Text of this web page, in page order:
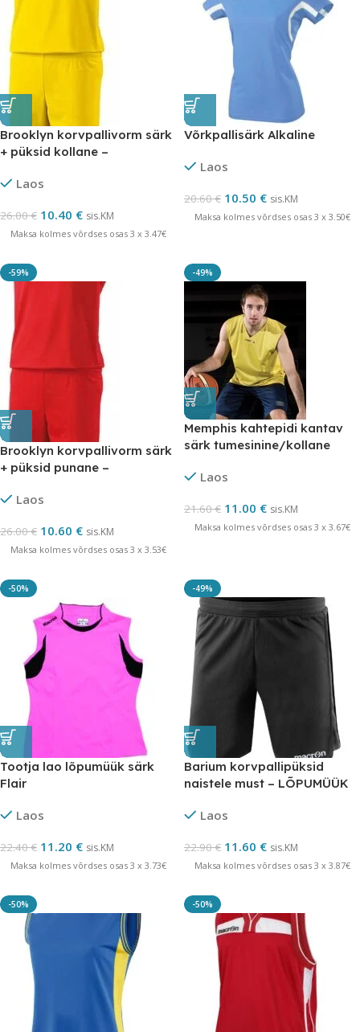
Brooklyn korvpallivorm särk
+ püksid kollane –
Laos
26.00€ 10.40 € sis.KM
Maksa kolmes võrdses osas 3 x 3.47€
Võrkpallisärk Alkaline
Laos
20.60€ 10.50 € sis.KM
Maksa kolmes võrdses osas 3 x 3.50€
-59%
Brooklyn korvpallivorm särk
+ püksid punane –
Laos
26.00€ 10.60 € sis.KM
Maksa kolmes võrdses osas 3 x 3.53€
-49%
Memphis kahtepidi kantav
särk tumesinine/kollane
Laos
21.60€ 11.00 € sis.KM
Maksa kolmes võrdses osas 3 x 3.67€
-50%
Tootja lao lõpumüük särk
Flair
Laos
22.40€ 11.20 € sis.KM
Maksa kolmes võrdses osas 3 x 3.73€
-49%
Barium korvpallipüksid
naistele must – LÕPUMÜÜK
Laos
22.90€ 11.60 € sis.KM
Maksa kolmes võrdses osas 3 x 3.87€
-50% -50%